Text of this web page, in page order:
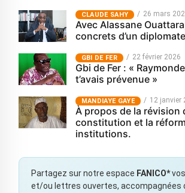
CLAUDE SAHY 26 mars
Avec Alassane
concrets d’un
GBI DE FER 22 février 2026
Gbi de Fer : «
t’avais prévenue »
MANDIAYE GAYE 12 janvier
À propos de la révision
constitution et la
institutions.
Partagez sur notre espace FANICO*
et/ou lettres ouvertes, accompagnées